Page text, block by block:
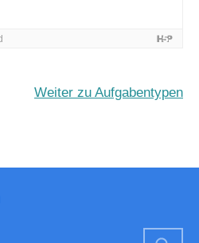
Weiter zu Aufgabentypen